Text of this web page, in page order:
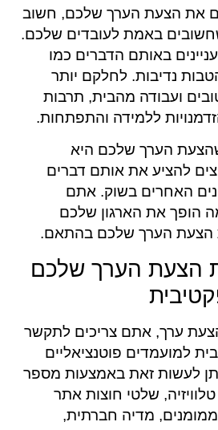
את הצעת הערך שלכם, חשוב
באמת לעובדים שלכם.
באותם הדברים כמו
נדיבות. לחלקם יותר
ועבודה מהבית, תרבות
ללמידה והתפתחות.
הערך שלכם היא
להציע את אותם דברים
האחרים בשוק. אתם
הופך את הארגון שלכם
הצעת הערך שלכם בהתאם.
הצעת הערך שלכם
ערך, אתם צריכים לתקשר
למועמדים פוטנציאליים
לעשות זאת באמצעות מספר
שלטי חוצות אתר
ממומנים, מדיה חברתית,